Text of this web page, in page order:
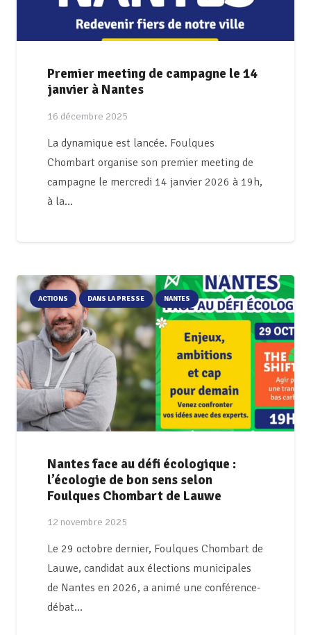
Premier meeting de campagne le 14
janvier à Nantes
16 décembre 2025
La dynamique est lancée. Foulques
Chombart organise son premier meeting de
campagne le mercredi 14 janvier 2026 à 19h,
à la…
ACTIONS DANS LA PRESSE NANTES
Nantes face au défi écologique :
l’écologie de bon sens selon
Foulques Chombart de Lauwe
12 novembre 2025
Le 29 octobre dernier, Foulques Chombart de
Lauwe, candidat aux élections municipales
de Nantes en 2026, a animé une conférence-
débat…